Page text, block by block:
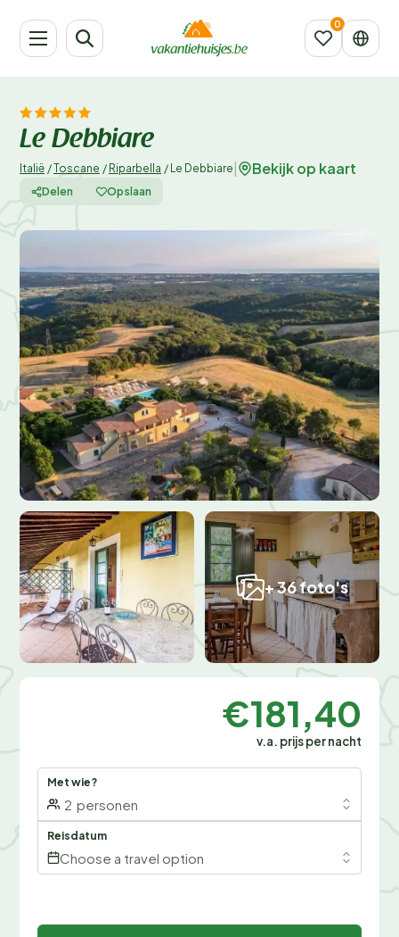
Le Debbiare
Italië /Toscane / Riparbella / Le Debbiare Bekijk op kaart
Delen Opslaan
+ 36 foto's
€181,40
v.a. prijs per nacht
Met wie?
2 personen
Reisdatum
Choose a travel option